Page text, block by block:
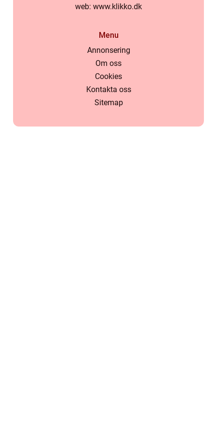
web: www.klikko.dk
Menu
Annonsering
Om oss
Cookies
Kontakta oss
Sitemap